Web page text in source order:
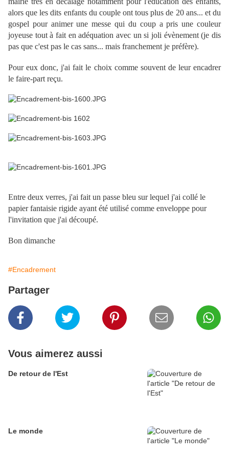
alors que les dits enfants du couple ont tous plus de 20 ans... et du
gospel pour animer une messe qui du coup a pris une couleur
joyeuse tout à fait en adéquation avec un si joli évènement (je dis
pas que c'est pas le cas sans... mais franchement je préfère).
Pour eux donc, j'ai fait le choix comme souvent de leur encadrer
le faire-part reçu.
Entre deux verres, j'ai fait un passe bleu sur lequel j'ai collé le
papier fantaisie rigide ayant été utilisé comme enveloppe pour
l'invitation que j'ai découpé.
Bon dimanche
#Encadrement
Partager
Vous aimerez aussi
De retour de l'Est
Le monde